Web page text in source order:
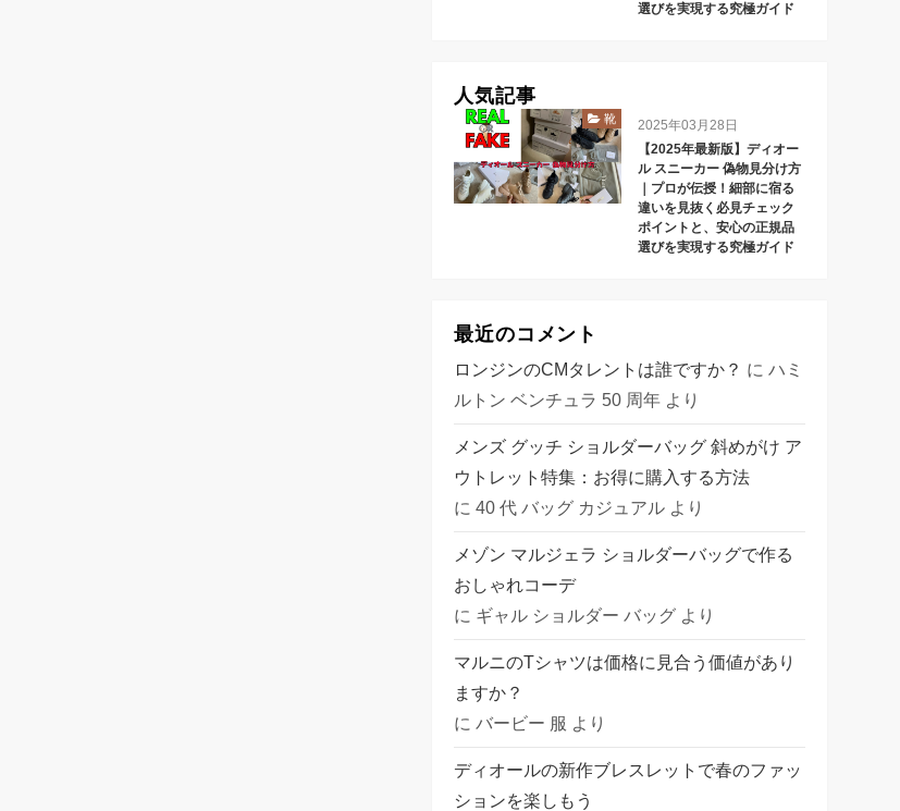
選びを実現する究極ガイド
人気記事
靴
2025年03月28日
【2025年最新版】ディオー
ル スニーカー 偽物見分け方
｜プロが伝授！細部に宿る
違いを見抜く必見チェック
ポイントと、安心の正規品
選びを実現する究極ガイド
最近のコメント
ロンジンのCMタレントは誰ですか？ に ハミ
ルトン ベンチュラ 50 周年より
メンズ グッチ ショルダーバッグ 斜めがけ ア
ウトレット特集：お得に購入する方法
に 40 代 バッグ カジュアルより
メゾン マルジェラ ショルダーバッグで作る
おしゃれコーデ
に ギャル ショルダー バッグより
マルニのTシャツは価格に見合う価値があり
ますか？
に バービー 服 より
ディオールの新作ブレスレットで春のファッ
ションを楽しもう